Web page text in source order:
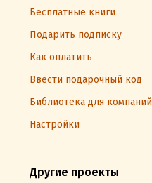
Бесплатные книги
Подарить подписку
Как оплатить
Ввести подарочный код
Библиотека для компаний
Настройки
Другие проекты